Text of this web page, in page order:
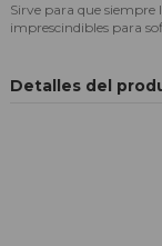
Sirve para que siempre
imprescindibles para
Detalles del